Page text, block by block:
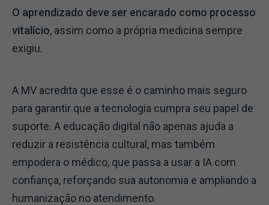
O aprendizado deve ser encarado como processo
vitalício, assim como a própria medicina sempre
exigiu.
A MV acredita que esse é o caminho mais seguro
para garantir que a tecnologia cumpra seu papel de
suporte. A educação digital não apenas ajuda a
reduzir a resistência cultural, mas também
empodera o médico, que passa a usar a IA com
confiança, reforçando sua autonomia e ampliando a
humanização no atendimento.